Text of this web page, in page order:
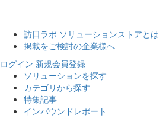
訪日ラボ ソリューションストアとは
掲載をご検討の企業様へ
ログイン 新規会員登録
ソリューションを探す
カテゴリから探す
特集記事
インバウンドレポート